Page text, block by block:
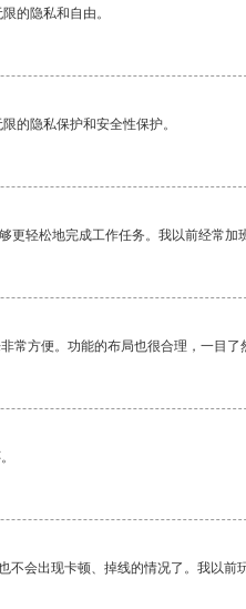
的隐私和自由。
的隐私保护和安全性保护。
轻松地完成工作任务。我以前经常加
常方便。功能的布局也很合理，一目了
会出现卡顿、掉线的情况了。我以前